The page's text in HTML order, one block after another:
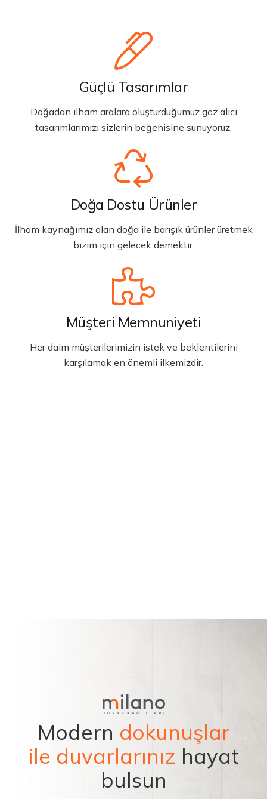
Güçlü Tasarımlar
Doğadan ilham aralara oluşturduğumuz göz alıcı
tasarımlarımızı sizlerin beğenisine sunuyoruz.
Doğa Dostu Ürünler
İlham kaynağımız olan doğa ile barışık ürünler üretmek
bizim için gelecek demektir.
Müşteri Memnuniyeti
Her daim müşterilerimizin istek ve beklentilerini
karşılamak en önemli ilkemizdir.
Modern dokunuşlar
ile duvarlarınız hayat
bulsun